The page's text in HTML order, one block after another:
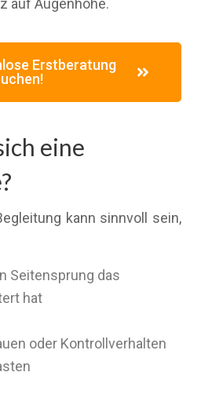
auf Augenhöhe.
Erstberatung
eine
kann sinnvoll sein,
Seitensprung das
hat
oder Kontrollverhalten